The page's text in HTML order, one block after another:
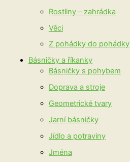
Rostliny – zahrádka
Věci
Z pohádky do pohádky
Básničky a říkanky
Básničky s pohybem
Doprava a stroje
Geometrické tvary
Jarní básničky
Jídlo a potraviny
Jména